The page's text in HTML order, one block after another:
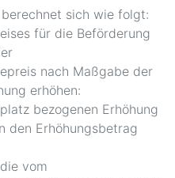
sich wie folgt:
für die Beförderung
nach Maßgabe der
erhöhen:
bezogenen Erhöhung
den Erhöhungsbetrag
vom